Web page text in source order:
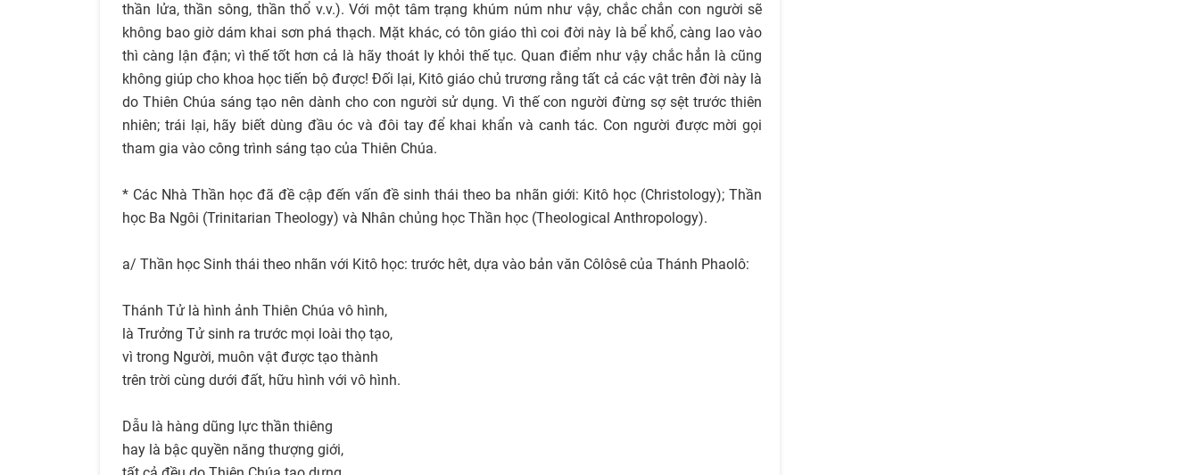
thần lửa, thần sông, thần thổ v.v.). Với một tâm trạng khúm núm như vậy, chắc chắn con người sẽ
không bao giờ dám khai sơn phá thạch. Mặt khác, có tôn giáo thì coi đời này là bể khổ, càng lao vào
thì càng lận đận; vì thế tốt hơn cả là hãy thoát ly khỏi thế tục. Quan điểm như vậy chắc hẳn là cũng
không giúp cho khoa học tiến bộ được! Đối lại, Kitô giáo chủ trương rằng tất cả các vật trên đời này là
do Thiên Chúa sáng tạo nên dành cho con người sử dụng. Vì thế con người đừng sợ sệt trước thiên
nhiên; trái lại, hãy biết dùng đầu óc và đôi tay để khai khẩn và canh tác. Con người được mời gọi
tham gia vào công trình sáng tạo của Thiên Chúa.
* Các Nhà Thần học đã đề cập đến vấn đề sinh thái theo ba nhãn giới: Kitô học (Christology); Thần
học Ba Ngôi (Trinitarian Theology) và Nhân chủng học Thần học (Theological Anthropology).
a/ Thần học Sinh thái theo nhãn với Kitô học: trước hêt, dựa vào bản văn Côlôsê của Thánh Phaolô:
Thánh Tử là hình ảnh Thiên Chúa vô hình,
là Trưởng Tử sinh ra trước mọi loài thọ tạo,
vì trong Người, muôn vật được tạo thành
trên trời cùng dưới đất, hữu hình với vô hình.
Dẫu là hàng dũng lực thần thiêng
hay là bậc quyền năng thượng giới,